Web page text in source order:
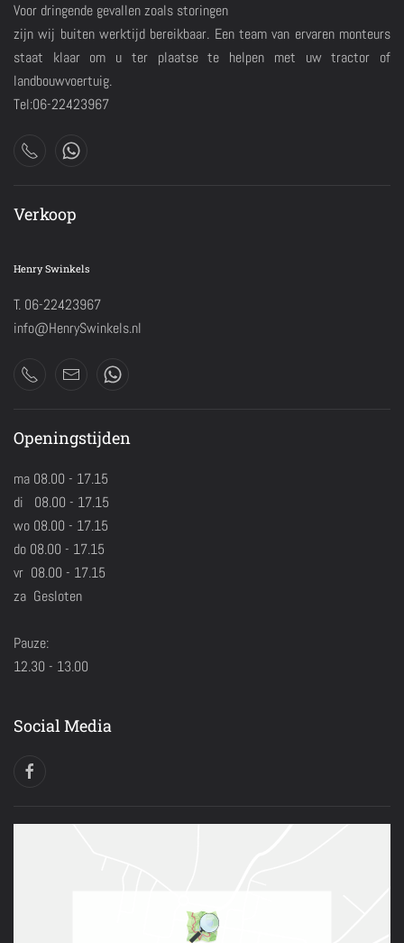
Voor dringende gevallen zoals storingen
zijn wij buiten werktijd bereikbaar. Een team van ervaren monteurs
staat klaar om u ter plaatse te helpen met uw tractor of
landbouwvoertuig.
Tel:06-22423967
Verkoop
Henry Swinkels
T. 06-22423967
info@HenrySwinkels.nl
Openingstijden
ma 08.00 - 17.15
di 08.00 - 17.15
wo 08.00 - 17.15
do 08.00 - 17.15
vr 08.00 - 17.15
za Gesloten
Pauze:
12.30 - 13.00
Social Media